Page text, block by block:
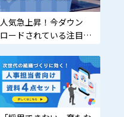
人気急上昇！今ダウン
ロードされている注目コ